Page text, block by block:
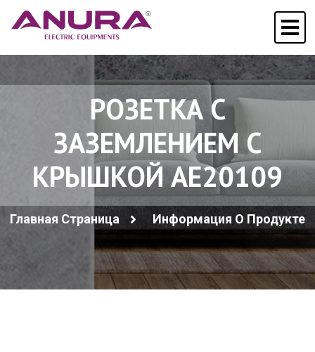
РОЗЕТКА С
ЗАЗЕМЛЕНИЕМ С
КРЫШКОЙ AE20109
Главная Страница Информация О Продукте